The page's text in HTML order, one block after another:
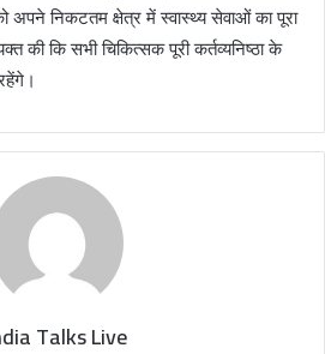
अपने निकटतम क्षेत्र में स्वास्थ्य सेवाओं का पूरा
की कि सभी चिकित्सक पूरी कर्तव्यनिष्ठा के
Talks Live